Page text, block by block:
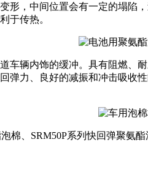
形，中间位置会有一定的塌
于传热。
车辆内饰的缓冲。具有阻燃
弹力、良好的减振和冲击吸
棉、SRM50P系列快回弹聚氨